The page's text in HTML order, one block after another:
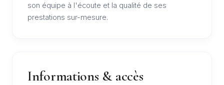
son équipe à l'écoute et la qualité de ses
prestations sur-mesure.
Informations & accès